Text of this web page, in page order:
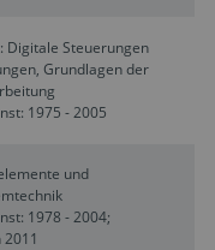
Digitale Steuerungen
Grundlagen der
1975 - 2005
und
1978 - 2004;